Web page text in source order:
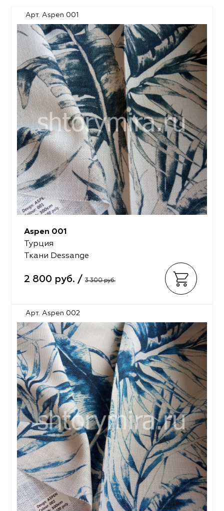
Арт. Aspen 001
Aspen 001
Турция
Ткани Dessange
2 800 руб. / 3 300 руб.
Арт. Aspen 002